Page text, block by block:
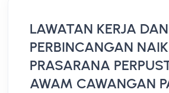
LAWATAN KERJA DAN
PERBINCANGAN
PRASARANA
AWAM CAWANGAN